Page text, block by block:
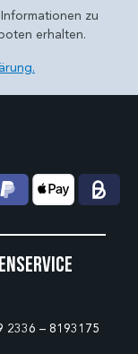
zu
erhalten.
2336 – 8193175